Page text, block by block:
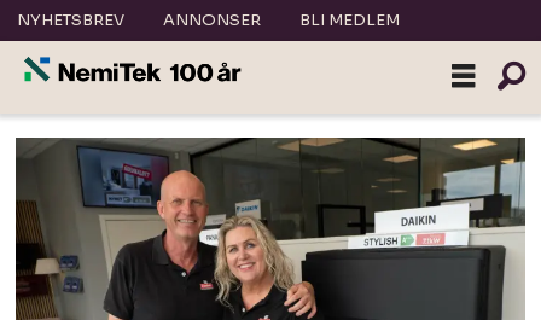
NYHETSBREV ANNONSER BLI MEDLEM
Tag:
stabil
varmeservice